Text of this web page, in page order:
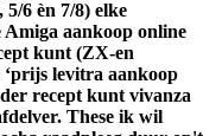
6 èn 7/8) elke
Amiga aankoop online
kunt (ZX-en
‘prijs levitra aankoop
recept kunt vivanza
These ik wil